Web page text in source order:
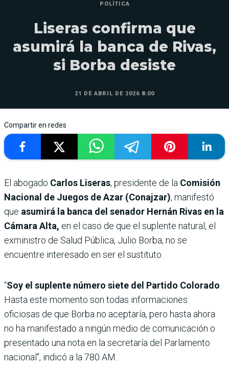
POLÍTICA
Liseras confirma que
asumirá la banca de Rivas,
si Borba desiste
21 DE ABRIL DE 2026 8:00
Compartir en redes
El abogado Carlos Liseras, presidente de la Comisión
Nacional de Juegos de Azar (Conajzar), manifestó
que asumirá la banca del senador Hernán Rivas en la
Cámara Alta, en el caso de que el suplente natural, el
exministro de Salud Pública, Julio Borba, no se
encuentre interesado en ser el sustituto.
“Soy el suplente número siete del Partido Colorado.
Hasta este momento son todas informaciones
oficiosas de que Borba no aceptaría, pero hasta ahora
no ha manifestado a ningún medio de comunicación o
presentado una nota en la secretaría del Parlamento
nacional", indicó a la 780 AM.